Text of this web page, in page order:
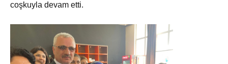
coşkuyla devam etti.